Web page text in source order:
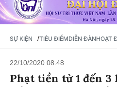
SỰ KIỆN /TIÊU ĐIỂMDIỄN ĐÀNHOẠT
22/10/2020 08:48
Phạt tiền từ 1 đến